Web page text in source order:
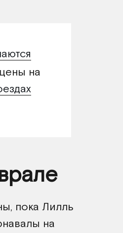
на
пока Лилль
на